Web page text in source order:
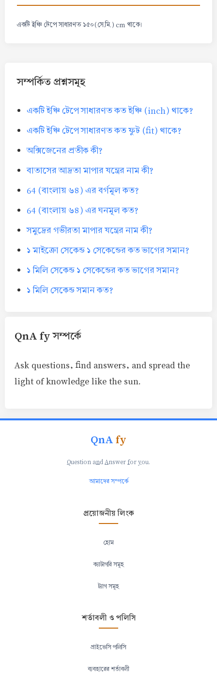
একটি ইঞ্চি টেপে সাধারণত ১৫০(সে.মি.) cm থাকে।
সম্পর্কিত প্রশ্নসমূহ
একটি ইঞ্চি টেপে সাধারণত কত ইঞ্চি (inch) থাকে?
একটি ইঞ্চি টেপে সাধারণত কত ফুট (fit) থাকে?
অক্সিজেনের প্রতীক কী?
বাতাসের আদ্রতা মাপার যন্ত্রের নাম কী?
64 (বাংলায় ৬৪) এর বর্গমূল কত?
64 (বাংলায় ৬৪) এর ঘনমূল কত?
সমুদ্রের গভীরতা মাপার যন্ত্রের নাম কী?
১ মাইক্রো সেকেন্ড ১ সেকেন্ডের কত ভাগের সমান?
১ মিলি সেকেন্ড ১ সেকেন্ডের কত ভাগের সমান?
১ মিলি সেকেন্ড সমান কত?
QnA fy সম্পর্কে
Ask questions, find answers, and spread the
light of knowledge like the sun.
QnAfy
Question andAnswer foryou.
আমাদের সম্পর্কে
প্রয়োজনীয় লিংক
হোম
ক্যাটাগরি সমূহ
ট্যাগ সমূহ
শর্তাবলী ও পলিসি
প্রাইভেসি পলিসি
ব্যবহারের শর্তাবলী